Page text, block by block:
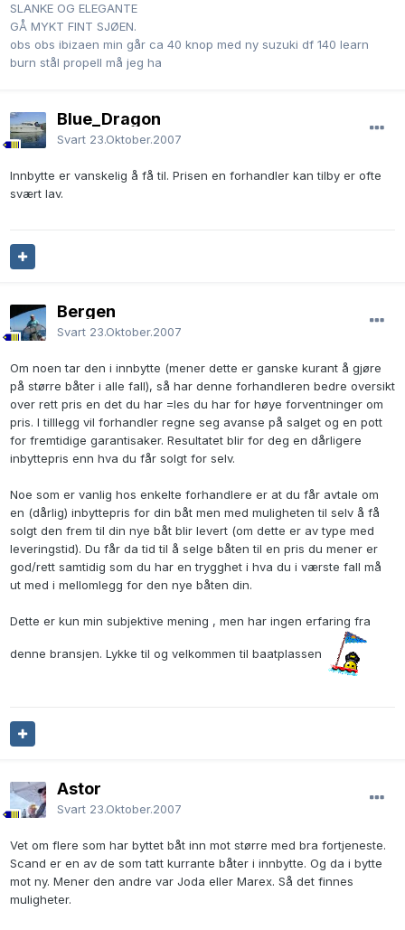
SLANKE OG ELEGANTE
GÅ MYKT FINT SJØEN.
obs obs ibizaen min går ca 40 knop med ny suzuki df 140 learn
burn stål propell må jeg ha
Blue_Dragon
Svart 23.Oktober.2007
Innbytte er vanskelig å få til. Prisen en forhandler kan tilby er ofte
svært lav.
Bergen
Svart 23.Oktober.2007
Om noen tar den i innbytte (mener dette er ganske kurant å gjøre
på større båter i alle fall), så har denne forhandleren bedre oversikt
over rett pris en det du har =les du har for høye forventninger om
pris. I tilllegg vil forhandler regne seg avanse på salget og en pott
for fremtidige garantisaker. Resultatet blir for deg en dårligere
inbyttepris enn hva du får solgt for selv.
Noe som er vanlig hos enkelte forhandlere er at du får avtale om
en (dårlig) inbyttepris for din båt men med muligheten til selv å få
solgt den frem til din nye båt blir levert (om dette er av type med
leveringstid). Du får da tid til å selge båten til en pris du mener er
god/rett samtidig som du har en trygghet i hva du i værste fall må
ut med i mellomlegg for den nye båten din.
Dette er kun min subjektive mening , men har ingen erfaring fra
denne bransjen. Lykke til og velkommen til baatplassen
Astor
Svart 23.Oktober.2007
Vet om flere som har byttet båt inn mot større med bra fortjeneste.
Scand er en av de som tatt kurrante båter i innbytte. Og da i bytte
mot ny. Mener den andre var Joda eller Marex. Så det finnes
muligheter.